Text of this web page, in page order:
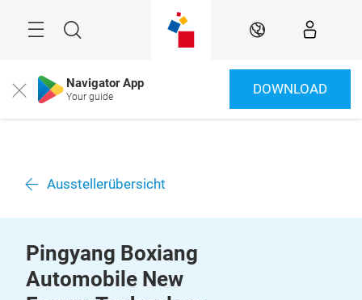
Suche DE
Close Navigator App
Your guide DOWNLOAD
Ausstellerübersicht
Pingyang Boxiang
Automobile New